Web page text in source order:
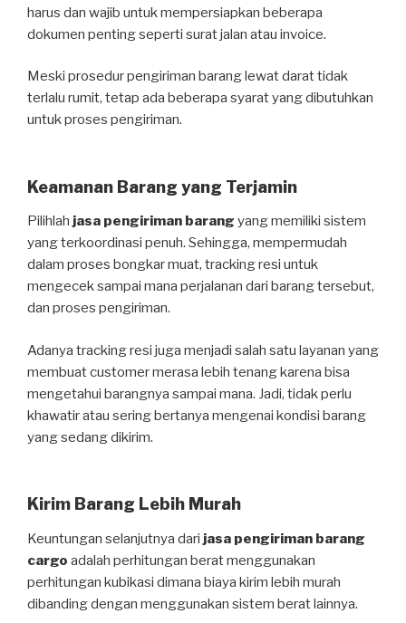
harus dan wajib untuk mempersiapkan beberapa
dokumen penting seperti surat jalan atau invoice.
Meski prosedur pengiriman barang lewat darat tidak
terlalu rumit, tetap ada beberapa syarat yang dibutuhkan
untuk proses pengiriman.
Keamanan Barang yang Terjamin
Pilihlah jasa pengiriman barang yang memiliki sistem
yang terkoordinasi penuh. Sehingga, mempermudah
dalam proses bongkar muat, tracking resi untuk
mengecek sampai mana perjalanan dari barang tersebut,
dan proses pengiriman.
Adanya tracking resi juga menjadi salah satu layanan yang
membuat customer merasa lebih tenang karena bisa
mengetahui barangnya sampai mana. Jadi, tidak perlu
khawatir atau sering bertanya mengenai kondisi barang
yang sedang dikirim.
Kirim Barang Lebih Murah
Keuntungan selanjutnya dari jasa pengiriman barang
cargo adalah perhitungan berat menggunakan
perhitungan kubikasi dimana biaya kirim lebih murah
dibanding dengan menggunakan sistem berat lainnya.